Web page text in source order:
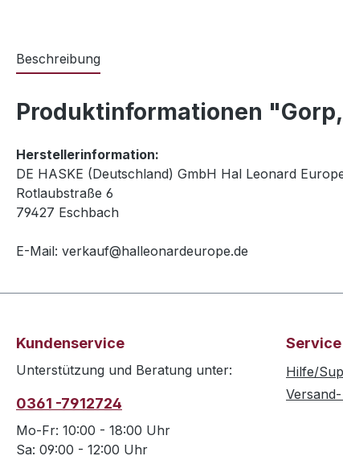
Beschreibung
Produktinformationen "Gorp,
Herstellerinformation:
DE HASKE (Deutschland) GmbH Hal Leonard
Rotlaubstraße 6
79427 Eschbach
E-Mail: verkauf@halleonardeurope.de
Kundenservice
Unterstützung und Beratung unter:
0361 -7912724
Mo-Fr: 10:00 - 18:00 Uhr
Sa: 09:00 - 12:00 Uhr
Service
Hilfe/